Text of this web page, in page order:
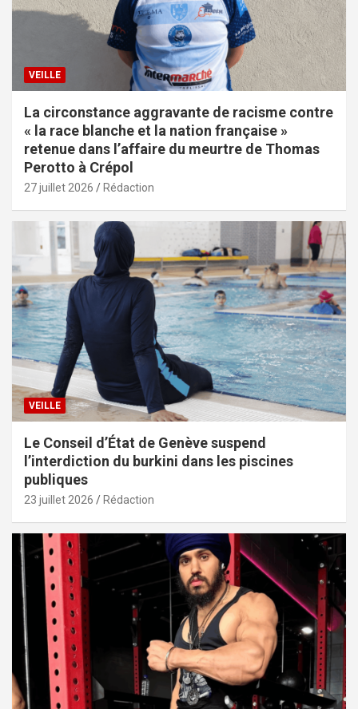
VEILLE
La circonstance aggravante de racisme contre
« la race blanche et la nation française »
retenue dans l’affaire du meurtre de Thomas
Perotto à Crépol
27 juillet 2026 Rédaction
VEILLE
Le Conseil d’État de Genève suspend
l’interdiction du burkini dans les piscines
publiques
23 juillet 2026 Rédaction